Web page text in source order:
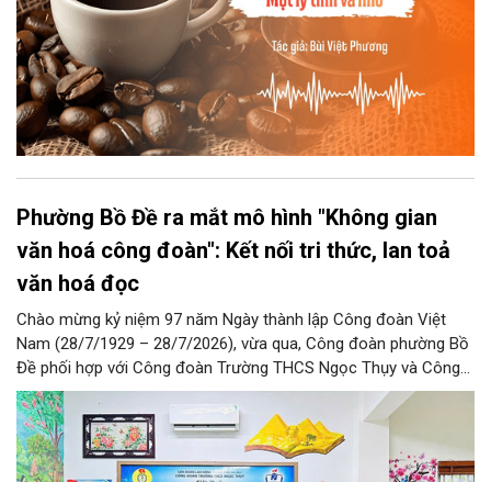
Phường Bồ Đề ra mắt mô hình "Không gian
văn hoá công đoàn": Kết nối tri thức, lan toả
văn hoá đọc
Chào mừng kỷ niệm 97 năm Ngày thành lập Công đoàn Việt
Nam (28/7/1929 – 28/7/2026), vừa qua, Công đoàn phường Bồ
Đề phối hợp với Công đoàn Trường THCS Ngọc Thụy và Công
đoàn Trường Tiểu học Ái Mộ B tổ chức Lễ ra mắt Mô hình
“Không gian văn hóa công đoàn”.